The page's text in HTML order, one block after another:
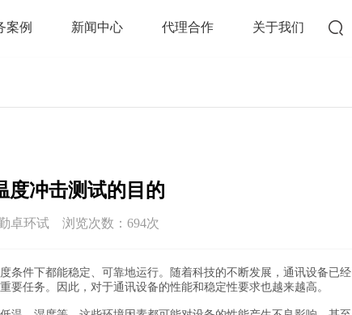
案例 新闻中心 代理合作 关于我们
度冲击测试的目的
卓环试 浏览次数：694次
条件下都能稳定、可靠地运行。随着科技的不断发展，通讯设备已经
任务。因此，对于通讯设备的性能和稳定性要求也越来越高。